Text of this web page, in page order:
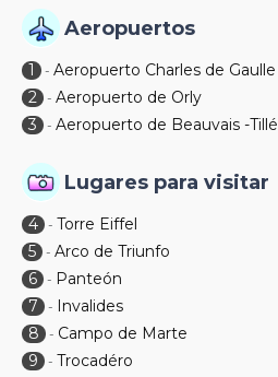
Aeropuertos
1 - Aeropuerto Charles de Gaulle
2 - Aeropuerto de Orly
3
- Aeropuerto de Beauvais -Tillé
Lugares para visitar
4 - Torre Eiffel
5 - Arco de Triunfo
6 - Panteón
7
- Invalides
8
- Campo de Marte
9
- Trocadéro